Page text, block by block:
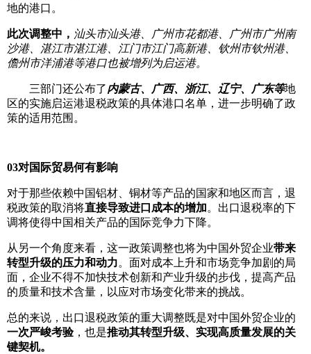
地的港口。
此次调整中， 汕头市汕头港、广州市花都港、广州市广州南
沙港、湛江市湛江港、江门市江门高新港、钦州市钦州港、
儋州市洋浦港等港口也被增列为启运港。
三部门还公布了内蒙古、广西、浙江、辽宁、广东等地
区的实施启运港退税政策的具体港口名单，进一步明确了政
策的适用范围。
03对国际贸易何有影响
对于那些依赖中国铝材、铜材等产品的国家和地区而言，退
税政策的取消将直接导致进口成本的增加。出口退税率的下
调将使得中国相关产品的国际竞争力下降。
从另一个角度来看，这一政策调整也将为中国外贸企业带来
转型升级的压力和动力。面对成本上升和市场竞争加剧的局
面，企业不得不加快技术创新和产业升级的步伐，提高产品
的质量和技术含量，以应对市场变化带来的挑战。
总的来说，出口退税政策的重大调整既是对中国外贸企业的
一次严峻考验，也是推动其转型升级、实现高质量发展的关
键契机。